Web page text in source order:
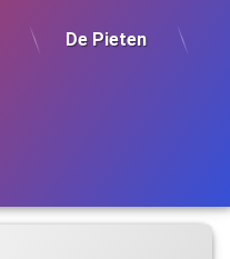
De Pieten